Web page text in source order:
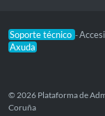
Soporte técnico -
Axuda
© 2026 Plataforma de
Coruña